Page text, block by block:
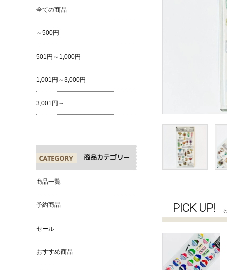
PICK UP!
全ての商品
～500円
501円～1,000円
1,001円～3,000円
3,001円～
商品カテゴリー
商品一覧
予約商品
セール
おすすめ商品